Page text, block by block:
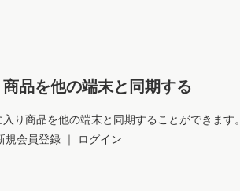
品を他の端末と同期する
り商品を他の端末と同期することができます。
規会員登録 ｜ ログイン